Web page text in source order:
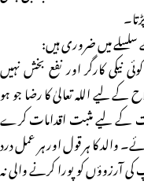
میں ضروری ہیں:
کارگر اور نفع بخش نہیں
لیے اللہ تعالیٰ کا رضا جو ہو
کے لیے مثبت اقدامات کرے
والد کا ہر قول اور ہر عمل درد
کی آرزوؤں کو پورا کرنے والی نہ